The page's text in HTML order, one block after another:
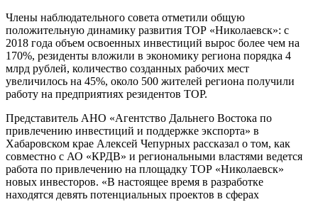
Члены наблюдательного совета отметили общую
положительную динамику развития ТОР «Николаевск»: с
2018 года объем освоенных инвестиций вырос более чем на
170%, резиденты вложили в экономику региона порядка 4
млрд рублей, количество созданных рабочих мест
увеличилось на 45%, около 500 жителей региона получили
работу на предприятиях резидентов ТОР.
Представитель АНО «Агентство Дальнего Востока по
привлечению инвестиций и поддержке экспорта» в
Хабаровском крае Алексей Чепурных рассказал о том, как
совместно с АО «КРДВ» и региональными властями ведется
работа по привлечению на площадку ТОР «Николаевск»
новых инвесторов. «В настоящее время в разработке
находятся девять потенциальных проектов в сферах